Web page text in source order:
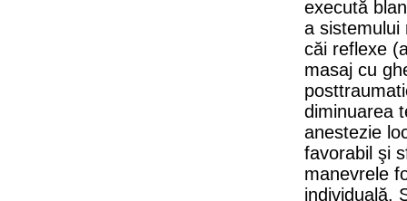
execută
a sistemului
căi reflexe
masaj cu
diminuarea
anestezie
favorabil şi
manevrele
individuală.